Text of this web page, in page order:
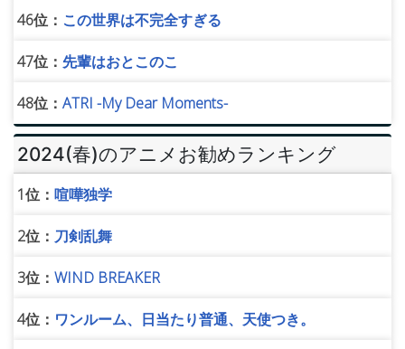
46位： この世界は不完全すぎる
47位： 先輩はおとこのこ
48位： ATRI -My Dear Moments-
2024(春)のアニメお勧めランキング
1位： 喧嘩独学
2位： 刀剣乱舞
3位： WIND BREAKER
4位： ワンルーム、日当たり普通、天使つき。